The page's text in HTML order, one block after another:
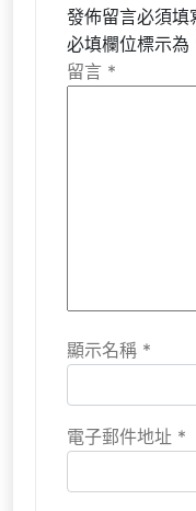
發佈留言必須填
必填欄位標示為
留言 *
顯示名稱 *
電子郵件地址 *